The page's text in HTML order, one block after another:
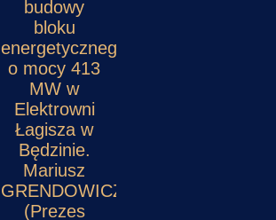
budowy
bloku
energetycznego
o mocy 413
MW w
Elektrowni
Łagisza w
Będzinie.
Mariusz
GRENDOWICZ
(Prezes